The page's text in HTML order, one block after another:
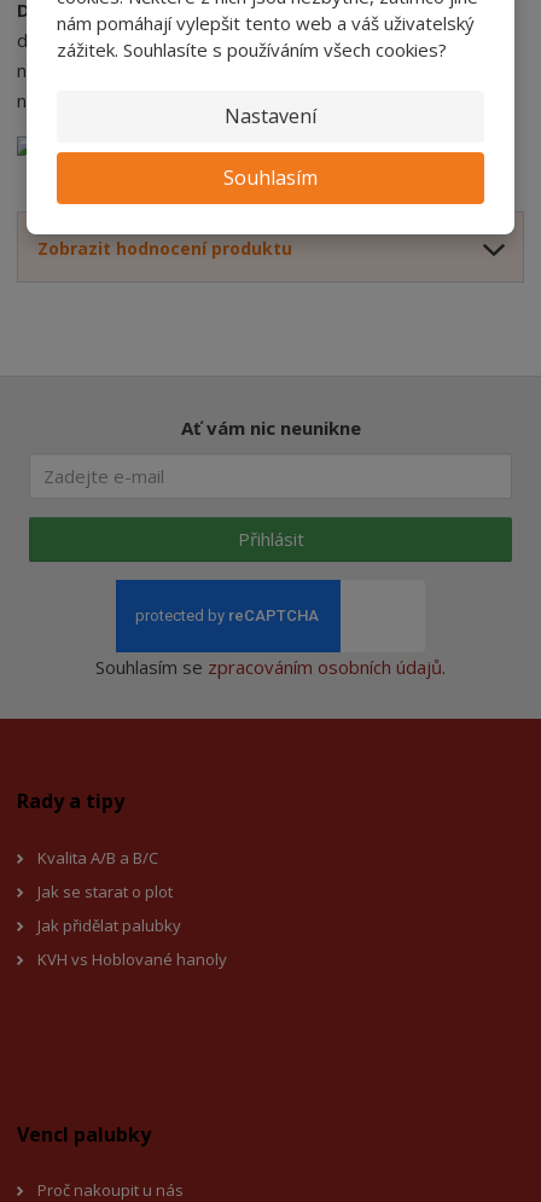
nám pomáhají vylepšit tento web a váš uživatelský
zážitek. Souhlasíte s používáním všech cookies?
Nastavení
Souhlasím
Dřevěné hranolyse skladují vodorovně v prostorách s
dobrým větráním, aby se předešlo možnému zapaření a
následným změnám vlastností dřeva,
například
Zobrazit hodnocení produktu
Ať vám nic neunikne
Přihlásit
Souhlasím se zpracováním osobních údajů.
Rady a tipy
Kvalita A/B a B/C
Jak se starat o plot
Jak přidělat palubky
KVH vs Hoblované hanoly
Vencl palubky
Proč nakoupit u nás